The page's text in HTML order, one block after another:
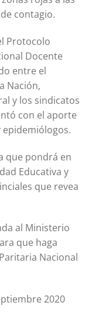
contagio.
Protocolo
Docente
entre el
Nación,
y los sindicatos
con el aporte
que pondrá en
Educativa y
que revea
al Ministerio
que haga
Nacional
2020